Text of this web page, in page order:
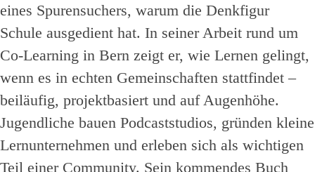
eines Spurensuchers, warum die Denkfigur
Schule ausgedient hat. In seiner Arbeit rund um
Co-Learning in Bern zeigt er, wie Lernen gelingt,
wenn es in echten Gemeinschaften stattfindet –
beiläufig, projektbasiert und auf Augenhöhe.
Jugendliche bauen Podcaststudios, gründen kleine
Lernunternehmen und erleben sich als wichtigen
Teil einer Community. Sein kommendes Buch